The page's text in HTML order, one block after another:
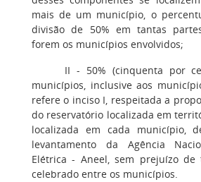
mais de um município, o
divisão de 50% em tantas
forem os municípios envolvidos;
II - 50% (cinquenta por
municípios, inclusive aos
refere o inciso I, respeitada a
do reservatório localizada em
localizada em cada município,
levantamento da Agência
Elétrica - Aneel, sem prejuízo de
celebrado entre os municípios.